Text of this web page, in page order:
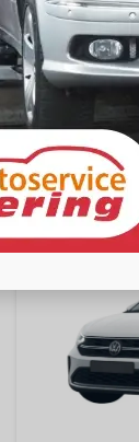
Leistung 85 kW (116
incl. 19% MwSt.
Verbrauch
CO
CO -